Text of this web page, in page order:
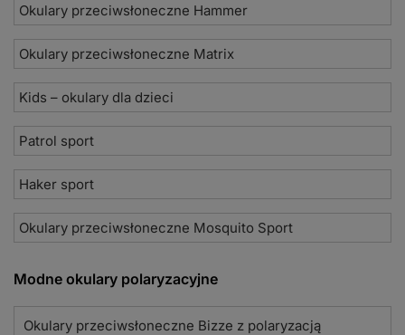
Okulary przeciwsłoneczne Hammer
Okulary przeciwsłoneczne Matrix
Kids – okulary dla dzieci
Patrol sport
Haker sport
Okulary przeciwsłoneczne Mosquito Sport
Modne okulary polaryzacyjne
Okulary przeciwsłoneczne Bizze z polaryzacją